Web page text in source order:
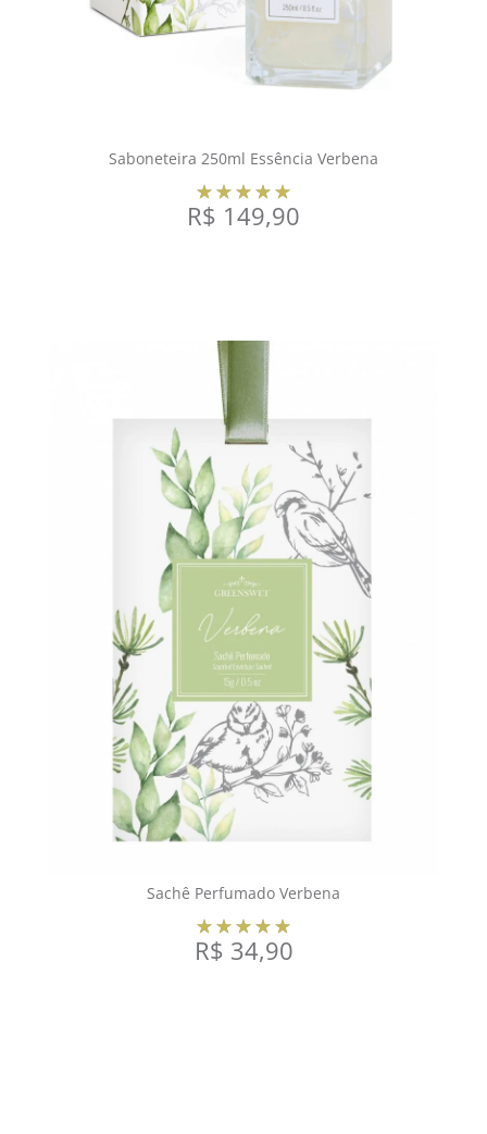
Saboneteira 250ml Essência Verbena
R$ 149,90
Sachê Perfumado Verbena
R$ 34,90